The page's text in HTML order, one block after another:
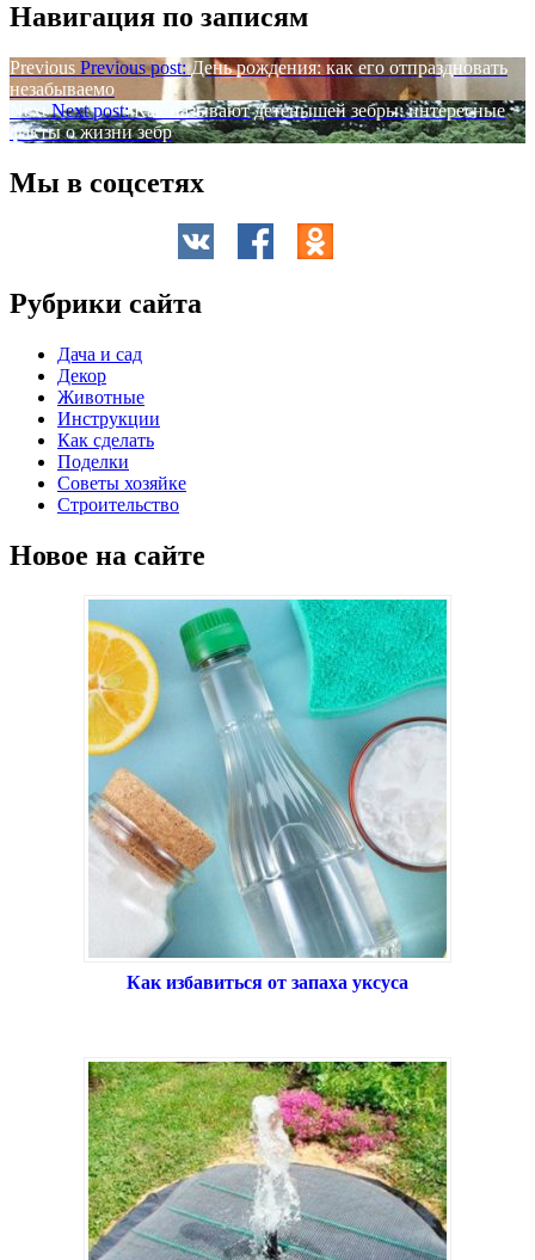
Навигация по записям
Previous Previous post: День рождения: как его отпраздновать
незабываемо
Next Next post: Как называют детенышей зебры: интересные
факты о жизни зебр
Мы в соцсетях
Рубрики сайта
Дача и сад
Декор
Животные
Инструкции
Как сделать
Поделки
Советы хозяйке
Строительство
Новое на сайте
Как избавиться от запаха уксуса